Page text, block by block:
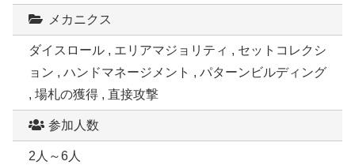
メカニクス
ダイスロール , エリアマジョリティ , セットコレクシ
ョン , ハンドマネージメント , パターンビルディング
, 場札の獲得 , 直接攻撃
参加人数
2人～6人